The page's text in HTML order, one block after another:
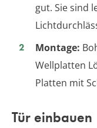
gut. Sie sind
Montage:
Wellplatten
Platten mit
Tür einbauen